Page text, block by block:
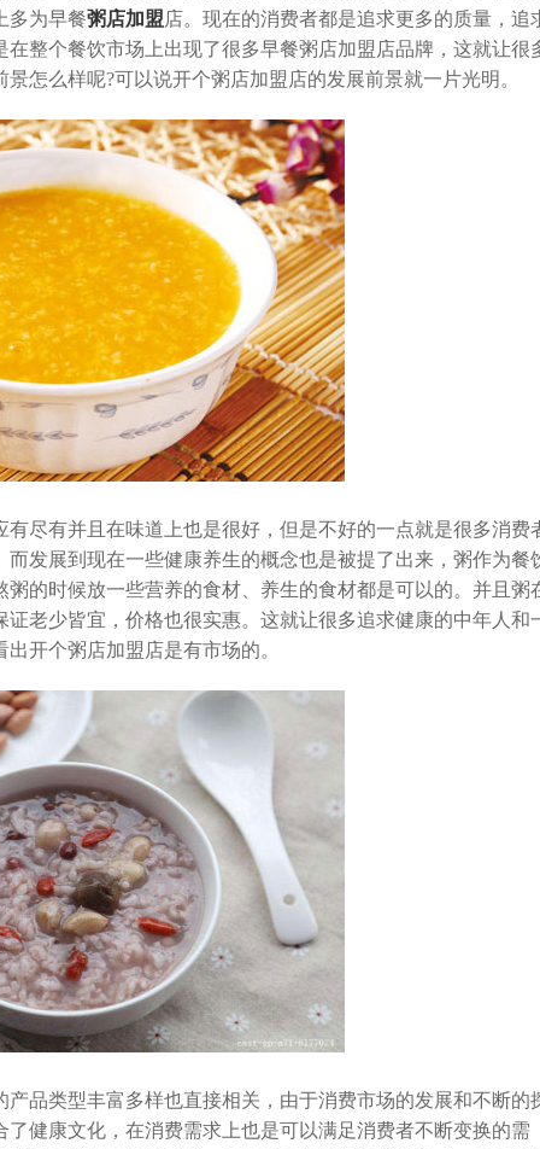
多为早餐粥店加盟店。现在的消费者都是追求更多的质量，追
整个餐饮市场上出现了很多早餐粥店加盟店品牌，这就让很
怎么样呢?可以说开个粥店加盟店的发展前景就一片光明。
有并且在味道上也是很好，但是不好的一点就是很多消费
发展到现在一些健康养生的概念也是被提了出来，粥作为餐
的时候放一些营养的食材、养生的食材都是可以的。并且粥
老少皆宜，价格也很实惠。这就让很多追求健康的中年人和
开个粥店加盟店是有市场的。
类型丰富多样也直接相关，由于消费市场的发展和不断的
健康文化，在消费需求上也是可以满足消费者不断变换的需